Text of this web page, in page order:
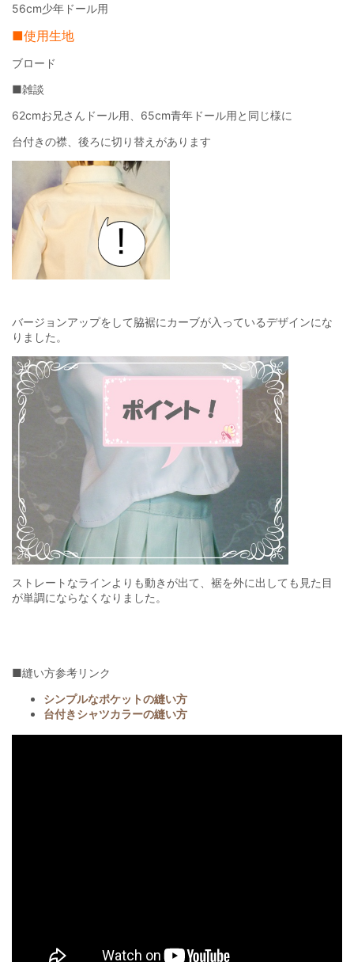
56cm少年ドール用
■使用生地
ブロード
■雑談
62cmお兄さんドール用、65cm青年ドール用と同じ様に
台付きの襟、後ろに切り替えがあります
バージョンアップをして脇裾にカーブが入っているデザインにな
りました。
ストレートなラインよりも動きが出て、裾を外に出しても見た目
が単調にならなくなりました。
■縫い方参考リンク
シンプルなポケットの縫い方
台付きシャツカラーの縫い方